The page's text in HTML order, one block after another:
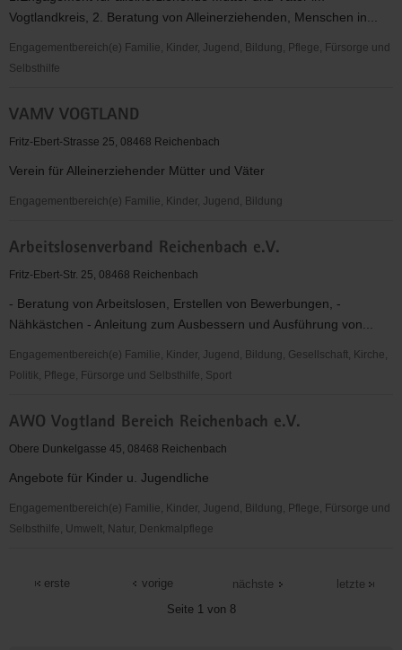
und
Umgebung
e.V.
Vogtlandkreis, 2. Beratung von Alleinerziehenden, Menschen in...
Engagementbereich(e) Familie, Kinder, Jugend, Bildung, Pflege, Fürsorge und
Selbsthilfe
Vogtland
VAMV VOGTLAND
Fritz-Ebert-Strasse 25, 08468 Reichenbach
Verein für Alleinerziehender Mütter und Väter
Engagementbereich(e) Familie, Kinder, Jugend, Bildung
VOGTLAND
Arbeitslosenverband Reichenbach e.V.
Fritz-Ebert-Str. 25, 08468 Reichenbach
- Beratung von Arbeitslosen, Erstellen von Bewerbungen, -
Nähkästchen - Anleitung zum Ausbessern und Ausführung von...
Engagementbereich(e) Familie, Kinder, Jugend, Bildung, Gesellschaft, Kirche,
Politik, Pflege, Fürsorge und Selbsthilfe, Sport
Reichenbach
e.V.
AWO Vogtland Bereich Reichenbach e.V.
Obere Dunkelgasse 45, 08468 Reichenbach
Angebote für Kinder u. Jugendliche
Engagementbereich(e) Familie, Kinder, Jugend, Bildung, Pflege, Fürsorge und
Selbsthilfe, Umwelt, Natur, Denkmalpflege
erste
vorige
Seite 1 von 8
nächste letzte